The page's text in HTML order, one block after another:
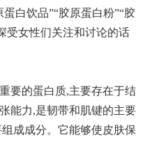
白饮品”“胶原蛋白粉”“胶
受女性们关注和讨论的话
要的蛋白质,主要存在于结
能力,是韧带和肌键的主要
成成分。它能够使皮肤保